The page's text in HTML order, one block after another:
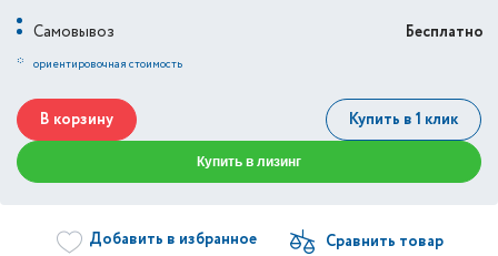
Самовывоз
Бесплатно
* ориентировочная стоимость
В корзину Купить в 1 клик
Купить в лизинг
Добавить в избранное